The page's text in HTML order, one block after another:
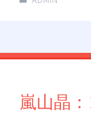
嵐山晶